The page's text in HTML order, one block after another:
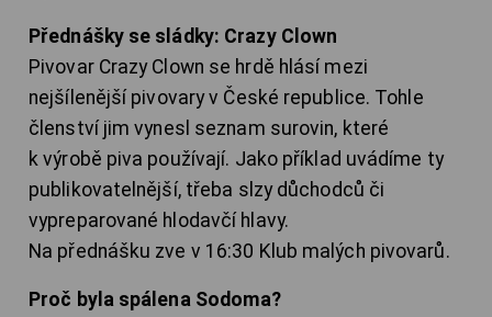
Přednášky se sládky: Crazy Clown
Pivovar Crazy Clown se hrdě hlásí mezi
nejšílenější pivovary v České republice. Tohle
členství jim vynesl seznam surovin, které
k výrobě piva používají. Jako příklad uvádíme ty
publikovatelnější, třeba slzy důchodců či
vypreparované hlodavčí hlavy.
Na přednášku zve v 16:30 Klub malých pivovarů.
Proč byla spálena Sodoma?